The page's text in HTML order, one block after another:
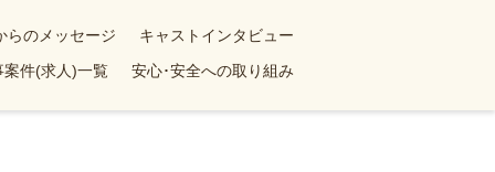
らのメッセージ
キャストインタビュー
案件(求人)一覧 安心･安全への取り組み